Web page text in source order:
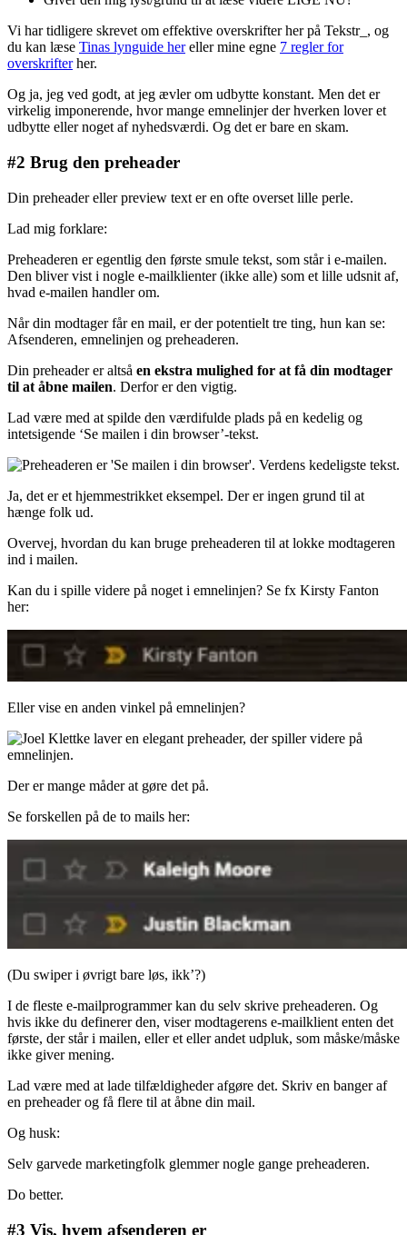
Vi har tidligere skrevet om effektive overskrifter her på Tekstr_, og
du kan læse Tinas lynguide hereller mine egne 7 regler for
overskrifterher.
Og ja, jeg ved godt, at jeg ævler om udbytte konstant. Men det er
virkelig imponerende, hvor mange emnelinjer der hverken lover et
udbytte eller noget af nyhedsværdi. Og det er bare en skam.
#2 Brug den preheader
Din preheader eller preview text er en ofte overset lille perle.
Lad mig forklare:
Preheaderen er egentlig den første smule tekst, som står i e-mailen.
Den bliver vist i nogle e-mailklienter (ikke alle) som et lille udsnit af,
hvad e-mailen handler om.
Når din modtager får en mail, er der potentielt tre ting, hun kan se:
Afsenderen, emnelinjen og preheaderen.
Din preheader er altså en ekstra mulighed for at få din modtager
til at åbne mailen. Derfor er den vigtig.
Lad være med at spilde den værdifulde plads på en kedelig og
intetsigende ‘Se mailen i din browser’-tekst.
Ja, det er et hjemmestrikket eksempel. Der er ingen grund til at
hænge folk ud.
Overvej, hvordan du kan bruge preheaderen til at lokke modtageren
ind i mailen.
Kan du i spille videre på noget i emnelinjen? Se fx Kirsty Fanton
her:
Eller vise en anden vinkel på emnelinjen?
Der er mange måder at gøre det på.
Se forskellen på de to mails her:
(Du swiper i øvrigt bare løs, ikk’?)
I de fleste e-mailprogrammer kan du selv skrive preheaderen. Og
hvis ikke du definerer den, viser modtagerens e-mailklient enten det
første, der står i mailen, eller et eller andet udpluk, som måske/måske
ikke giver mening.
Lad være med at lade tilfældigheder afgøre det. Skriv en banger af
en preheader og få flere til at åbne din mail.
Og husk:
Selv garvede marketingfolk glemmer nogle gange preheaderen.
Do better.
#3 Vis, hvem afsenderen er